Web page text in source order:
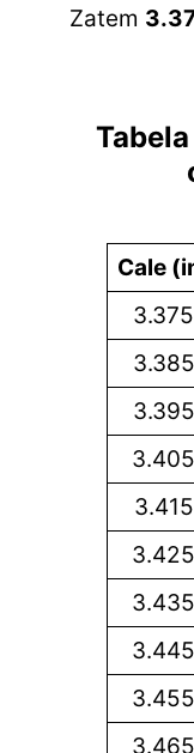
Zatem
Cale
3.375
3.385
3.395
3.405
3.415
3.425
3.435
3.445
3.455
3.465